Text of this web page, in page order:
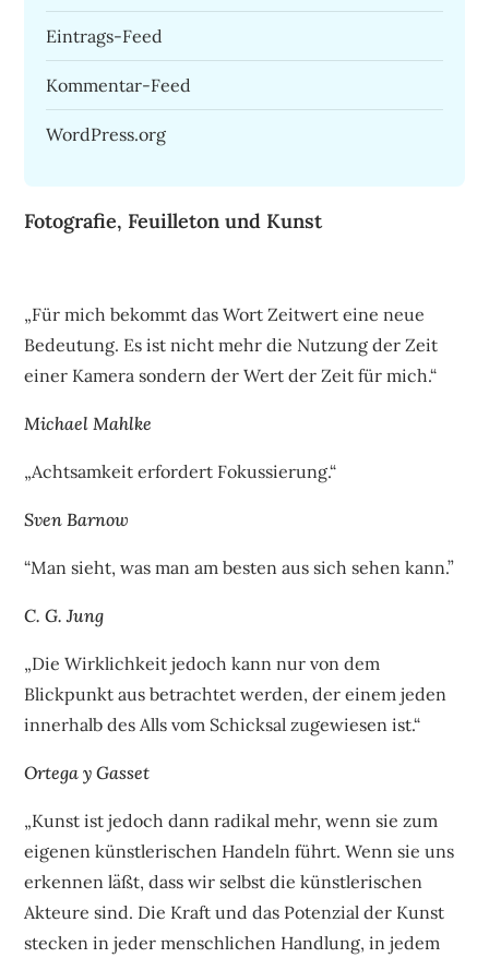
Eintrags-Feed
Kommentar-Feed
WordPress.org
Fotografie, Feuilleton und Kunst
„Für mich bekommt das Wort Zeitwert eine neue
Bedeutung. Es ist nicht mehr die Nutzung der Zeit
einer Kamera sondern der Wert der Zeit für mich.“
Michael Mahlke
„Achtsamkeit erfordert Fokussierung.“
Sven Barnow
“Man sieht, was man am besten aus sich sehen kann.”
C. G. Jung
„Die Wirklichkeit jedoch kann nur von dem
Blickpunkt aus betrachtet werden, der einem jeden
innerhalb des Alls vom Schicksal zugewiesen ist.“
Ortega y Gasset
„Kunst ist jedoch dann radikal mehr, wenn sie zum
eigenen künstlerischen Handeln führt. Wenn sie uns
erkennen läßt, dass wir selbst die künstlerischen
Akteure sind. Die Kraft und das Potenzial der Kunst
stecken in jeder menschlichen Handlung, in jedem